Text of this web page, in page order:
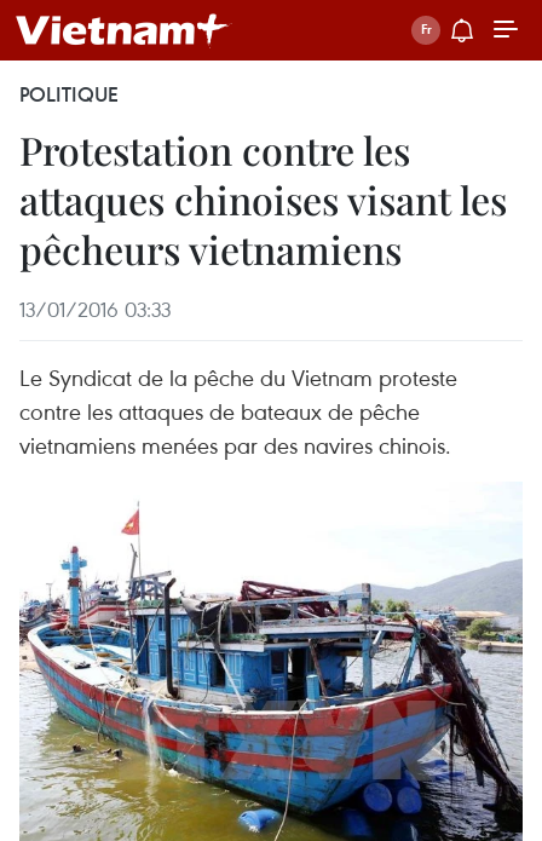
POLITIQUE
Protestation contre les
attaques chinoises visant les
pêcheurs vietnamiens
13/01/2016 03:33
Le Syndicat de la pêche du Vietnam proteste
contre les attaques de bateaux de pêche
vietnamiens menées par des navires chinois.